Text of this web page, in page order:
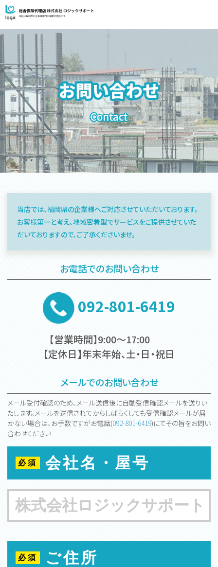
当店では、福岡県の企業様へご対応させていただいております。
お客様第一と考え、地域密着型でサービスをご提供させていた
だいておりますので、ご了承くださいませ。
お電話でのお問い合わせ
092-801-6419
【営業時間】9:00～17:00
【定休日】年末年始、土・日・祝日
メールでのお問い合わせ
メール受付確認のため、メール送信後に自動受信確認メールを送りい
たします。メールを送信されてからしばらくしても受信確認メールが届
かない場合は、お手数ですがお電話(092-801-6419)にてその旨をお問い
合わせください
会社名・屋号
ご住所